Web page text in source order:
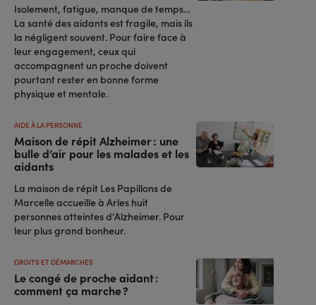
Isolement, fatigue, manque de temps…
La santé des aidants est fragile, mais ils
la négligent souvent. Pour faire face à
leur engagement, ceux qui
accompagnent un proche doivent
pourtant rester en bonne forme
physique et mentale.
Maison de répit Alzheimer : une
bulle d’air pour les malades et les
aidants
AIDE À LA PERSONNE
La maison de répit Les Papillons de
Marcelle accueille à Arles huit
personnes atteintes d’Alzheimer. Pour
leur plus grand bonheur.
Le congé de proche aidant :
comment ça marche ?
DROITS ET DÉMARCHES